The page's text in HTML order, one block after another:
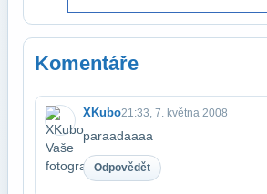
Komentáře
XKubo21:33, 7. května 2008
paraadaaaa
Odpovědět